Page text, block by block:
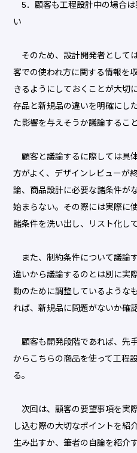
5．顧客も工程設計中の場合は
い
そのため、設計開発者として
客での使われ方に関する情報を
きるようにしておくことが大切
存品と新規品の違いを明確にし
た影響を与えそうか議論するこ
顧客と議論するに際しては具
方がよく、デザインレビューが
論、商品設計に必要な諸条件が
始まらない。その際には実際に
諸条件を洗い出し、リスト化し
また、制約条件について議論
違いから議論するのとは別に実
動のために調整しているような
れば、新規品に問題がないか確
顧客も開発段階であれば、先
からこちらの商品を使って工程
る。
次回は、顧客の要望事項を実
し込む際の大切なポイントを紹
生み出すか、筆者の自論を紹介